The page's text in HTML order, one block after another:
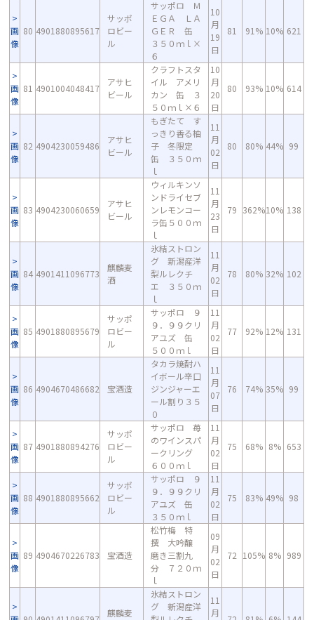
画
像
80 4901880895617
サッポ
ロビー
ル
サッポロ Ｍ
ＥＧＡ ＬＡ
ＧＥＲ 缶
３５０ｍｌ×
６
10
月
19
日
81 91% 10% 621
画
像
81 4901004048417
アサヒ
ビール
クラフトスタ
イル アメリ
カン 缶 ３
５０ｍｌ×６
10
月
20
日
80 93% 10% 614
画
像
82 4904230059486
アサヒ
ビール
もぎたて す
っきり香る柚
子 冬限定
缶 ３５０ｍ
ｌ
11
月
02
日
80 80% 44% 99
画
像
83 4904230060659
アサヒ
ビール
ウィルキンソ
ンドライセブ
ンレモンコー
ラ缶５００ｍ
ｌ
11
月
23
日
79 362%10% 138
画
像
84 4901411096773
麒麟麦
酒
氷結ストロン
グ 新潟産洋
梨ルレクチ
エ ３５０ｍ
ｌ
11
月
02
日
78 80% 32% 102
画
像
85 4901880895679
サッポ
ロビー
ル
サッポロ ９
９．９９クリ
アユズ 缶
５００ｍｌ
11
月
02
日
77 92% 12% 131
画
像
86 4904670486682 宝酒造
タカラ焼酎ハ
イボール辛口
ジンジャーエ
ール割り３５
０
11
月
07
日
76 74% 35% 99
画
像
87 4901880894276
サッポ
ロビー
ル
サッポロ 苺
のワインスパ
ークリング
６００ｍｌ
11
月
02
日
75 68% 8% 653
画
像
88 4901880895662
サッポ
ロビー
ル
サッポロ ９
９．９９クリ
アユズ 缶
３５０ｍｌ
11
月
02
日
75 83% 49% 98
画
像
89 4904670226783 宝酒造
松竹梅 特
撰 大吟醸
磨き三割九
分 ７２０ｍ
ｌ
09
月
02
日
72 105% 8% 989
麒麟麦
氷結ストロン
グ 新潟産洋
11
月